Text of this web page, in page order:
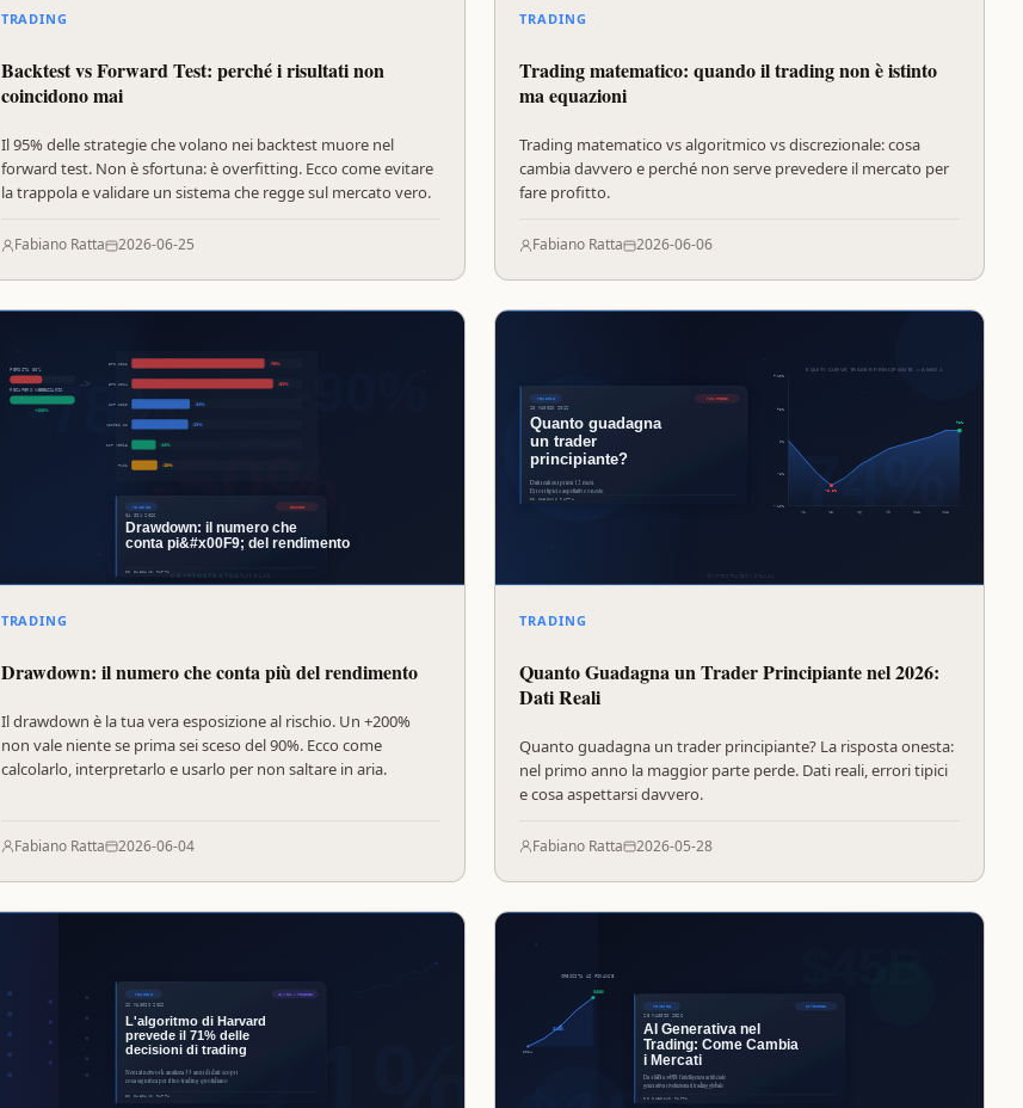
TRADING
Backtest vs Forward Test: perché i risultati non
coincidono mai
Il 95% delle strategie che volano nei backtest muore nel
forward test. Non è sfortuna: è overfitting. Ecco come evitare
la trappola e validare un sistema che regge sul mercato vero.
Fabiano Ratta 2026-06-25
TRADING
Trading matematico: quando il trading non è istinto
ma equazioni
Trading matematico vs algoritmico vs discrezionale: cosa
cambia davvero e perché non serve prevedere il mercato per
fare profitto.
Fabiano Ratta 2026-06-06
TRADING
Drawdown: il numero che conta più del rendimento
Il drawdown è la tua vera esposizione al rischio. Un +200%
non vale niente se prima sei sceso del 90%. Ecco come
calcolarlo, interpretarlo e usarlo per non saltare in aria.
Fabiano Ratta 2026-06-04
TRADING
Quanto Guadagna un Trader Principiante nel 2026:
Dati Reali
Quanto guadagna un trader principiante? La risposta onesta:
nel primo anno la maggior parte perde. Dati reali, errori tipici
e cosa aspettarsi davvero.
Fabiano Ratta 2026-05-28